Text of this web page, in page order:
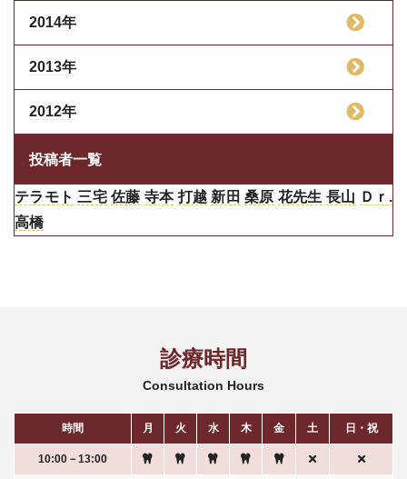
2014年
2013年
2012年
投稿者一覧
テラモト 三宅 佐藤 寺本 打越 新田 桑原 花先生 長山 Ｄｒ.
高橋
診療時間
Consultation Hours
時間 月 火 水 木 金 土 日・祝
10:00－13:00